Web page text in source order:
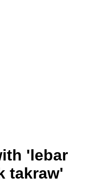
Yang Lengkap
'lebar
takraw'